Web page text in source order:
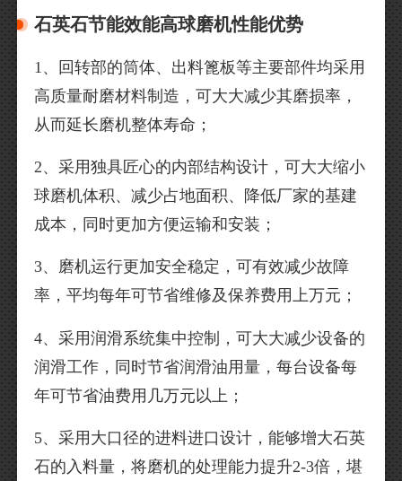
石英石节能效能高球磨机性能优势
1、回转部的筒体、出料篦板等主要部件均采用
高质量耐磨材料制造，可大大减少其磨损率，
从而延长磨机整体寿命；
2、采用独具匠心的内部结构设计，可大大缩小
球磨机体积、减少占地面积、降低厂家的基建
成本，同时更加方便运输和安装；
3、磨机运行更加安全稳定，可有效减少故障
率，平均每年可节省维修及保养费用上万元；
4、采用润滑系统集中控制，可大大减少设备的
润滑工作，同时节省润滑油用量，每台设备每
年可节省油费用几万元以上；
5、采用大口径的进料进口设计，能够增大石英
石的入料量，将磨机的处理能力提升2-3倍，堪